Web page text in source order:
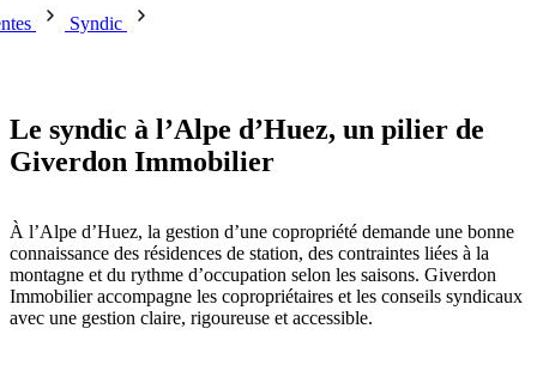
Syndic
Le syndic à l’Alpe d’Huez, un pilier de
Giverdon Immobilier
À l’Alpe d’Huez, la gestion d’une copropriété demande une bonne
connaissance des résidences de station, des contraintes liées à la
montagne et du rythme d’occupation selon les saisons. Giverdon
Immobilier accompagne les copropriétaires et les conseils syndicaux
avec une gestion claire, rigoureuse et accessible.